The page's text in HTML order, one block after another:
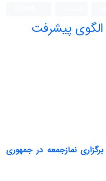
الگوی پیشرفت
نمازجمعه در جمهوری